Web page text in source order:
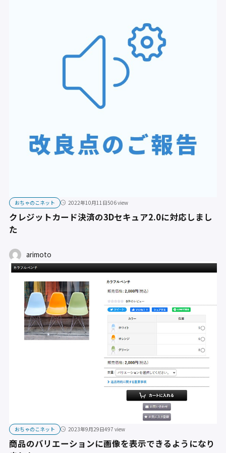
おちゃのこネット 2022年10月11日506 view
クレジットカード決済の3Dセキュア2.0に対応しまし
た
arimoto
おちゃのこネット 2023年9月29日497 view
商品のバリエーションに画像を表示できるようになり